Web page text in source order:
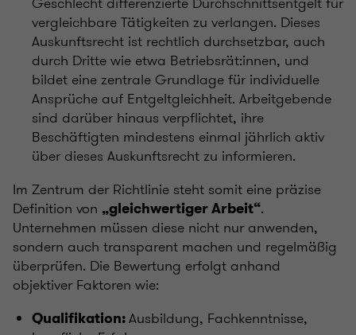
vergleichbare Tätigkeiten zu verlangen. Dieses
Auskunftsrecht ist rechtlich durchsetzbar, auch
durch Dritte wie etwa Betriebsrät:innen, und
bildet eine zentrale Grundlage für individuelle
Ansprüche auf Entgeltgleichheit. Arbeitgebende
sind darüber hinaus verpflichtet, ihre
Beschäftigten mindestens einmal jährlich aktiv
über dieses Auskunftsrecht zu informieren.
Im Zentrum der Richtlinie steht somit eine präzise
Definition von „gleichwertiger Arbeit“.
Unternehmen müssen diese nicht nur anwenden,
sondern auch transparent machen und regelmäßig
überprüfen. Die Bewertung erfolgt anhand
objektiver Faktoren wie:
Qualifikation:Ausbildung, Fachkenntnisse,